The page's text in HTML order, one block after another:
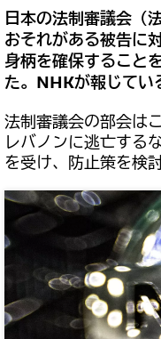
日本の法制審議会（
おそれがある被告に
身柄を確保すること
た。NHKが報じてい
法制審議会の部会は
レバノンに逃亡する
を受け、防止策を検